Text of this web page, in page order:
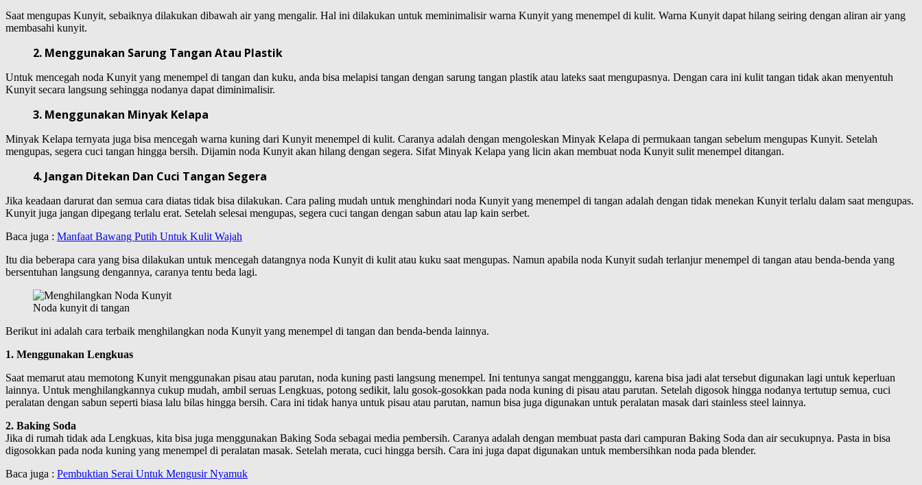
Saat mengupas Kunyit, sebaiknya dilakukan dibawah air yang mengalir. Hal ini dilakukan untuk meminimalisir warna Kunyit yang menempel di kulit. Warna Kunyit dapat hilang seiring dengan aliran air yang
membasahi kunyit.
2. Menggunakan Sarung Tangan Atau Plastik
Untuk mencegah noda Kunyit yang menempel di tangan dan kuku, anda bisa melapisi tangan dengan sarung tangan plastik atau lateks saat mengupasnya. Dengan cara ini kulit tangan tidak akan menyentuh
Kunyit secara langsung sehingga nodanya dapat diminimalisir.
3. Menggunakan Minyak Kelapa
Minyak Kelapa ternyata juga bisa mencegah warna kuning dari Kunyit menempel di kulit. Caranya adalah dengan mengoleskan Minyak Kelapa di permukaan tangan sebelum mengupas Kunyit. Setelah
mengupas, segera cuci tangan hingga bersih. Dijamin noda Kunyit akan hilang dengan segera. Sifat Minyak Kelapa yang licin akan membuat noda Kunyit sulit menempel ditangan.
4. Jangan Ditekan Dan Cuci Tangan Segera
Jika keadaan darurat dan semua cara diatas tidak bisa dilakukan. Cara paling mudah untuk menghindari noda Kunyit yang menempel di tangan adalah dengan tidak menekan Kunyit terlalu dalam saat mengupas.
Kunyit juga jangan dipegang terlalu erat. Setelah selesai mengupas, segera cuci tangan dengan sabun atau lap kain serbet.
Baca juga : Manfaat Bawang Putih Untuk Kulit Wajah
Itu dia beberapa cara yang bisa dilakukan untuk mencegah datangnya noda Kunyit di kulit atau kuku saat mengupas. Namun apabila noda Kunyit sudah terlanjur menempel di tangan atau benda-benda yang
bersentuhan langsung dengannya, caranya tentu beda lagi.
Noda kunyit di tangan
Berikut ini adalah cara terbaik menghilangkan noda Kunyit yang menempel di tangan dan benda-benda lainnya.
1. Menggunakan Lengkuas
Saat memarut atau memotong Kunyit menggunakan pisau atau parutan, noda kuning pasti langsung menempel. Ini tentunya sangat mengganggu, karena bisa jadi alat tersebut digunakan lagi untuk keperluan
lainnya. Untuk menghilangkannya cukup mudah, ambil seruas Lengkuas, potong sedikit, lalu gosok-gosokkan pada noda kuning di pisau atau parutan. Setelah digosok hingga nodanya tertutup semua, cuci
peralatan dengan sabun seperti biasa lalu bilas hingga bersih. Cara ini tidak hanya untuk pisau atau parutan, namun bisa juga digunakan untuk peralatan masak dari stainless steel lainnya.
2. Baking Soda
Jika di rumah tidak ada Lengkuas, kita bisa juga menggunakan Baking Soda sebagai media pembersih. Caranya adalah dengan membuat pasta dari campuran Baking Soda dan air secukupnya. Pasta in bisa
digosokkan pada noda kuning yang menempel di peralatan masak. Setelah merata, cuci hingga bersih. Cara ini juga dapat digunakan untuk membersihkan noda pada blender.
Baca juga : Pembuktian Serai Untuk Mengusir Nyamuk